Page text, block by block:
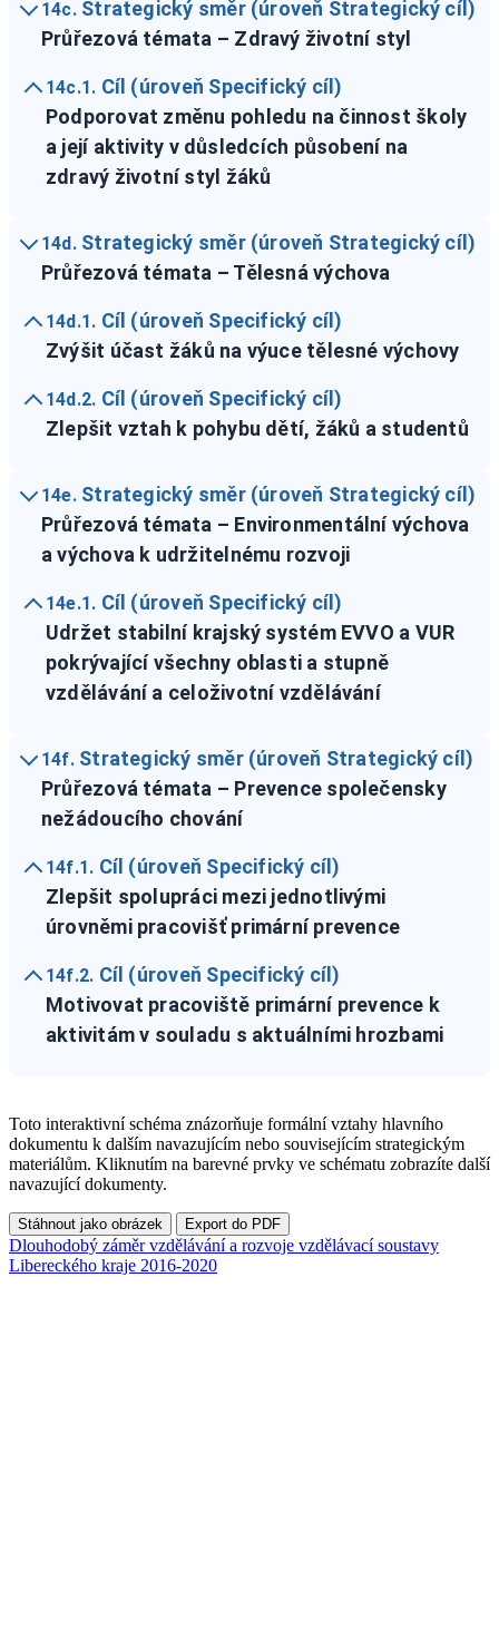
14c. Strategický směr (úroveň Strategický cíl)
Průřezová témata – Zdravý životní styl
14c.1. Cíl (úroveň Specifický cíl)
Podporovat změnu pohledu na činnost školy
a její aktivity v důsledcích působení na
zdravý životní styl žáků
14d. Strategický směr (úroveň Strategický cíl)
Průřezová témata – Tělesná výchova
14d.1. Cíl (úroveň Specifický cíl)
Zvýšit účast žáků na výuce tělesné výchovy
14d.2. Cíl (úroveň Specifický cíl)
Zlepšit vztah k pohybu dětí, žáků a studentů
14e. Strategický směr (úroveň Strategický cíl)
Průřezová témata – Environmentální výchova
a výchova k udržitelnému rozvoji
14e.1. Cíl (úroveň Specifický cíl)
Udržet stabilní krajský systém EVVO a VUR
pokrývající všechny oblasti a stupně
vzdělávání a celoživotní vzdělávání
14f. Strategický směr (úroveň Strategický cíl)
Průřezová témata – Prevence společensky
nežádoucího chování
14f.1. Cíl (úroveň Specifický cíl)
Zlepšit spolupráci mezi jednotlivými
úrovněmi pracovišť primární prevence
14f.2. Cíl (úroveň Specifický cíl)
Motivovat pracoviště primární prevence k
aktivitám v souladu s aktuálními hrozbami
Toto interaktivní schéma znázorňuje formální vztahy hlavního
dokumentu k dalším navazujícím nebo souvisejícím strategickým
materiálům. Kliknutím na barevné prvky ve schématu zobrazíte další
navazující dokumenty.
Stáhnout jako obrázek Export do PDF
Dlouhodobý záměr vzdělávání a rozvoje vzdělávací soustavy
Libereckého kraje 2016-2020